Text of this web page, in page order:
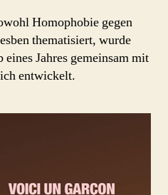
Homophobie gegen
thematisiert, wurde
Jahres gemeinsam mit
entwickelt.